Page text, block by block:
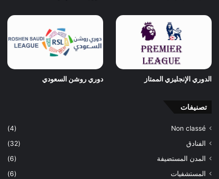
الدوري الإنجليزي الممتاز دوري روشن السعودي
تصنيفات
Non classé
(4)
الفنادق
(32)
المدن المستضيفة
(6)
المستشفيات
(6)